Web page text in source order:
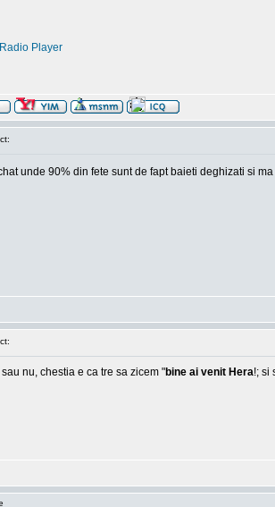
Radio Player
unde 90% din fete sunt de fapt baieti deghizati si
nu, chestia e ca tre sa zicem "bine ai venit Hera!; si